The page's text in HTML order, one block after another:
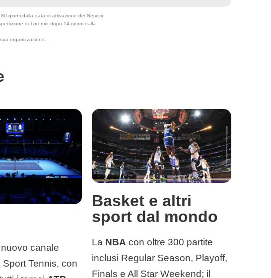
giorni dalla data di attivazione del Servizio
del premio dopo 14 giorni dalla
organizzazione.
canale
Tennis, con
Basket e altri
sport dal mondo
La NBA con oltre 300 partite
inclusi Regular Season, Playoff,
Finals e All Star Weekend; il